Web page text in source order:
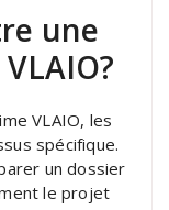
une
VLAIO, les
spécifique.
un dossier
le projet